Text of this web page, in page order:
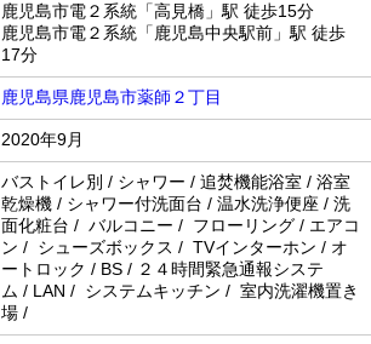
鹿児島市電２系統「高見橋」駅 徒歩15分
鹿児島市電２系統「鹿児島中央駅前」駅 徒歩
17分
鹿児島県鹿児島市薬師２丁目
2020年9月
バストイレ別 / シャワー / 追焚機能浴室 / 浴室
乾燥機 / シャワー付洗面台 / 温水洗浄便座 / 洗
面化粧台 / バルコニー / フローリング / エアコ
ン / シューズボックス / TVインターホン / オ
ートロック / BS / ２４時間緊急通報システ
ム / LAN / システムキッチン / 室内洗濯機置き
場 /